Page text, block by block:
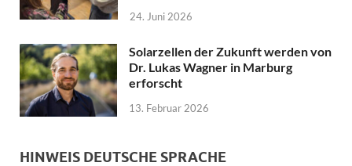
24. Juni 2026
Solarzellen der Zukunft werden von
Dr. Lukas Wagner in Marburg
erforscht
13. Februar 2026
HINWEIS DEUTSCHE SPRACHE